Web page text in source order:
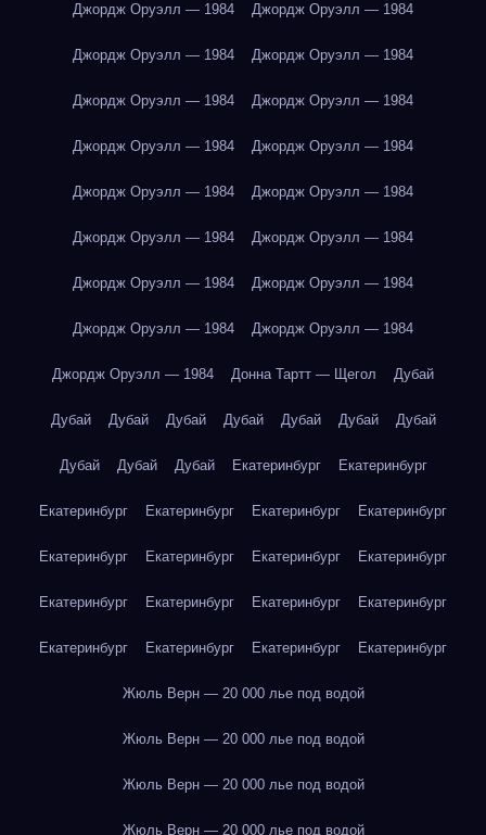
Джордж Оруэлл — 1984 Джордж Оруэлл — 1984
Джордж Оруэлл — 1984 Джордж Оруэлл — 1984
Джордж Оруэлл — 1984 Джордж Оруэлл — 1984
Джордж Оруэлл — 1984 Джордж Оруэлл — 1984
Джордж Оруэлл — 1984 Джордж Оруэлл — 1984
Джордж Оруэлл — 1984 Джордж Оруэлл — 1984
Джордж Оруэлл — 1984 Джордж Оруэлл — 1984
Джордж Оруэлл — 1984 Джордж Оруэлл — 1984
Джордж Оруэлл — 1984 Донна Тартт — Щегол Дубай
Дубай Дубай Дубай Дубай Дубай Дубай Дубай
Дубай Дубай Дубай Екатеринбург Екатеринбург
Екатеринбург Екатеринбург Екатеринбург Екатеринбург
Екатеринбург Екатеринбург Екатеринбург Екатеринбург
Екатеринбург Екатеринбург Екатеринбург Екатеринбург
Екатеринбург Екатеринбург Екатеринбург Екатеринбург
Жюль Верн — 20 000 лье под водой
Жюль Верн — 20 000 лье под водой
Жюль Верн — 20 000 лье под водой
Жюль Верн — 20 000 лье под водой